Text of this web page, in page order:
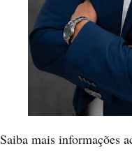
Saiba mais informações